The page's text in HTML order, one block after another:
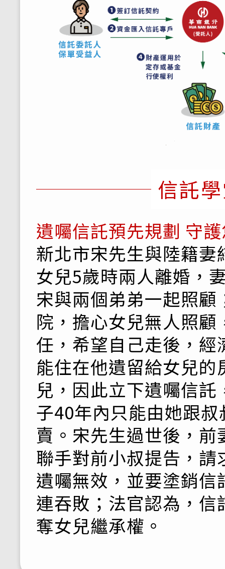
信託
遺囑信託預先規劃 守
新北市宋先生與陸籍
女兒5歲時兩人離婚，
宋與兩個弟弟一起照
院，擔心女兒無人照
任，希望自己走後，
能住在他遺留給女兒
兒，因此立下遺囑信
子40年內只能由她跟
賣。宋先生過世後，
聯手對前小叔提告，
遺囑無效，並要塗銷
連吞敗；法官認為，
奪女兒繼承權。